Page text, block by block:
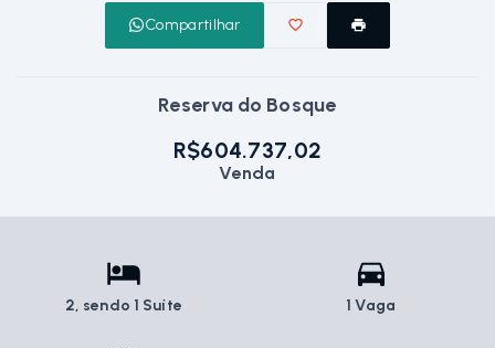
Compartilhar
Reserva do Bosque
R$604.737,02
Venda
2, sendo 1 Suíte 1 Vaga